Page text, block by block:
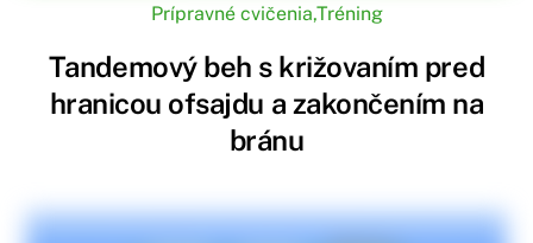
Prípravné cvičenia,Tréning
Tandemový beh s križovaním pred
hranicou ofsajdu a zakončením na
bránu